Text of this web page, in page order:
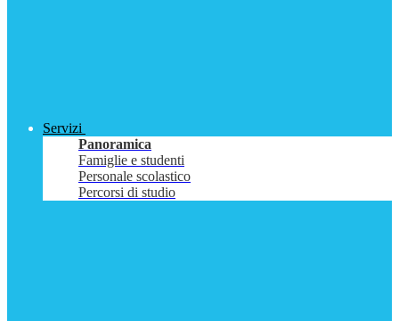
Servizi
Panoramica
Famiglie e studenti
Personale scolastico
Percorsi di studio